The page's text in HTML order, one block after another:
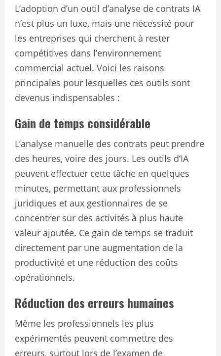
L’adoption d’un outil d’analyse de contrats IA
n’est plus un luxe, mais une nécessité pour
les entreprises qui cherchent à rester
compétitives dans l’environnement
commercial actuel. Voici les raisons
principales pour lesquelles ces outils sont
devenus indispensables :
Gain de temps considérable
L’analyse manuelle des contrats peut prendre
des heures, voire des jours. Les outils d’IA
peuvent effectuer cette tâche en quelques
minutes, permettant aux professionnels
juridiques et aux gestionnaires de se
concentrer sur des activités à plus haute
valeur ajoutée. Ce gain de temps se traduit
directement par une augmentation de la
productivité et une réduction des coûts
opérationnels.
Réduction des erreurs humaines
Même les professionnels les plus
expérimentés peuvent commettre des
erreurs, surtout lors de l’examen de